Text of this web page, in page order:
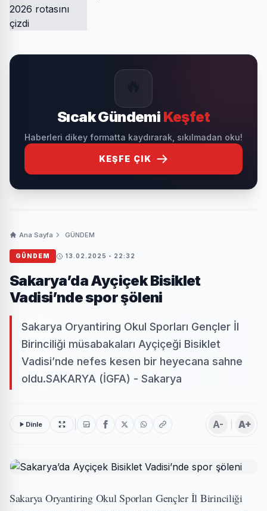
Sıcak Gündemi Keşfet
Haberleri dikey formatta kaydırarak, sıkılmadan oku!
KEŞFE ÇIK
Ana Sayfa GÜNDEM
GÜNDEM 13.02.2025 - 22:32
Sakarya’da Ayçiçek Bisiklet
Vadisi’nde spor şöleni
Sakarya Oryantiring Okul Sporları Gençler İl
Birinciliği müsabakaları Ayçiçeği Bisiklet
Vadisi’nde nefes kesen bir heyecana sahne
oldu.SAKARYA (İGFA) - Sakarya
Dinle A- A+
Sakarya Oryantiring Okul Sporları Gençler İl Birinciliği